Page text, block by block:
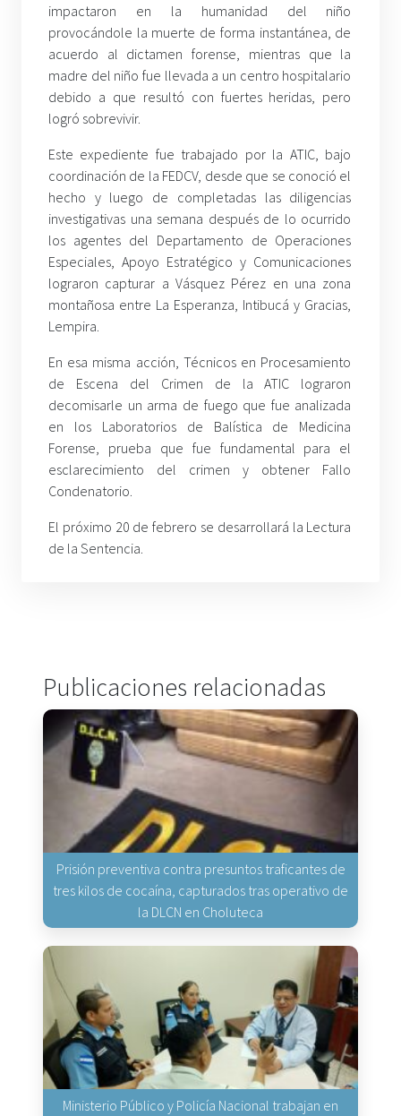
impactaron en la humanidad del niño
provocándole la muerte de forma instantánea, de
acuerdo al dictamen forense, mientras que la
madre del niño fue llevada a un centro hospitalario
debido a que resultó con fuertes heridas, pero
logró sobrevivir.
Este expediente fue trabajado por la ATIC, bajo
coordinación de la FEDCV, desde que se conoció el
hecho y luego de completadas las diligencias
investigativas una semana después de lo ocurrido
los agentes del Departamento de Operaciones
Especiales, Apoyo Estratégico y Comunicaciones
lograron capturar a Vásquez Pérez en una zona
montañosa entre La Esperanza, Intibucá y Gracias,
Lempira.
En esa misma acción, Técnicos en Procesamiento
de Escena del Crimen de la ATIC lograron
decomisarle un arma de fuego que fue analizada
en los Laboratorios de Balística de Medicina
Forense, prueba que fue fundamental para el
esclarecimiento del crimen y obtener Fallo
Condenatorio.
El próximo 20 de febrero se desarrollará la Lectura
de la Sentencia.
Publicaciones relacionadas
Prisión preventiva contra presuntos traficantes de
tres kilos de cocaína, capturados tras operativo de
la DLCN en Choluteca
Ministerio Público y Policía Nacional trabajan en